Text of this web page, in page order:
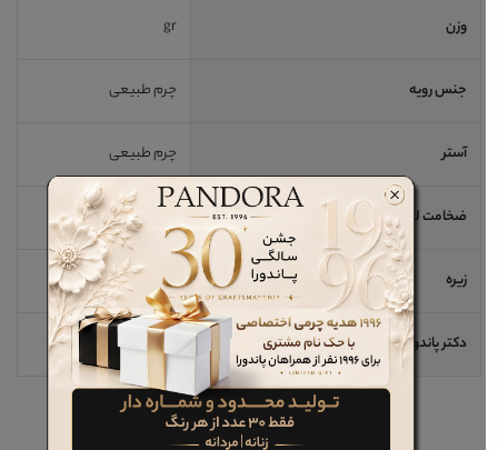
وزن gr
جنس رویه چرم طبیعی
آستر چرم طبیعی
ضخامت لژ / اندازه پاشنه 2 cm
زیره رابر
دکتر پاندورا خیر